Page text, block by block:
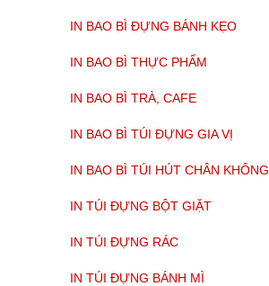
IN BAO BÌ ĐỰNG BÁNH KẸO
IN BAO BÌ THỰC PHẨM
IN BAO BÌ TRÀ, CAFE
IN BAO BÌ TÚI ĐỰNG GIA VỊ
IN BAO BÌ TÚI HÚT CHÂN KHÔNG
IN TÚI ĐỰNG BỘT GIẶT
IN TÚI ĐỰNG RÁC
IN TÚI ĐỰNG BÁNH MÌ